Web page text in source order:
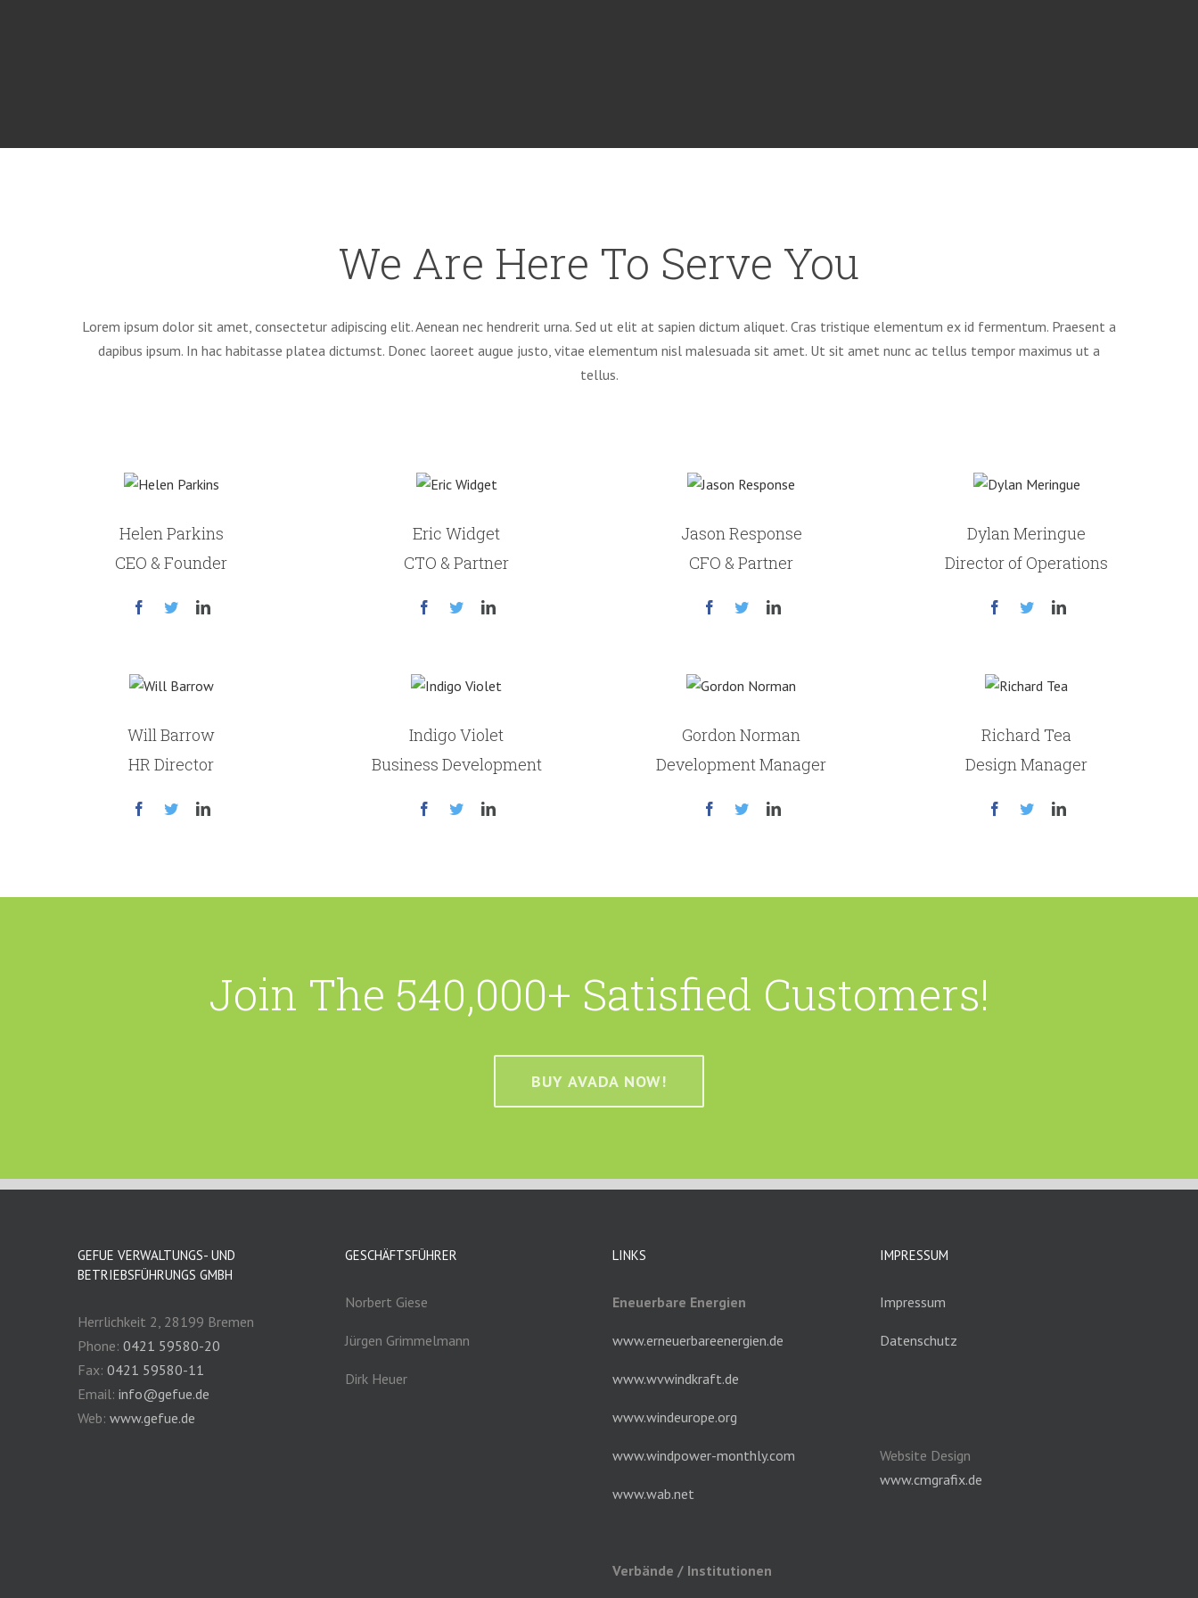
We Are Here To Serve You
Lorem ipsum dolor sit amet, consectetur adipiscing elit. Aenean nec hendrerit urna. Sed ut elit at sapien dictum aliquet. Cras tristique elementum ex id fermentum. Praesent a
dapibus ipsum. In hac habitasse platea dictumst. Donec laoreet augue justo, vitae elementum nisl malesuada sit amet. Ut sit amet nunc ac tellus tempor maximus ut a
tellus.
Helen Parkins
CEO & Founder
Eric Widget
CTO & Partner
Jason Response
CFO & Partner
Dylan Meringue
Director of Operations
Will Barrow
HR Director
Indigo Violet
Business Development
Gordon Norman
Development Manager
Richard Tea
Design Manager
Join The 540,000+ Satisfied Customers!
BUY AVADA NOW!
GEFUE VERWALTUNGS- UND
BETRIEBSFÜHRUNGS GMBH
Herrlichkeit 2, 28199 Bremen
Phone: 0421 59580-20
Fax: 0421 59580-11
Email: info@gefue.de
Web: www.gefue.de
GESCHÄFTSFÜHRER
Norbert Giese
Jürgen Grimmelmann
Dirk Heuer
LINKS
Eneuerbare Energien
www.erneuerbareenergien.de
www.wvwindkraft.de
www.windeurope.org
www.windpower-monthly.com
www.wab.net
Verbände / Institutionen
IMPRESSUM
Impressum
Datenschutz
Website Design
www.cmgrafix.de